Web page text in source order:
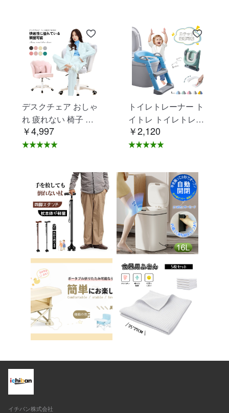
デスクチェア おしゃ
れ 疲れない 椅子 白
ホワイト デスクチェ
ア 疲れにくい 学習椅
学習チェア オフィス
チェア パソコンチェ
ア ベロア調 インテリ
ア 椅子 イス 在宅ワ
ーク アシェル ブリリ
アント C-56
￥4,997
トイレトレーナー ト
イトレ トイレトレー
ニング トイレ 練習
折りたたみ おまる 補
供用 便座 トイレ補助
踏み台 男の子 女の子
子供 子ども トイトレ
送料無料 ステップ ス
テップ台 トイレ D-2
8
￥2,120
イチバン株式会社